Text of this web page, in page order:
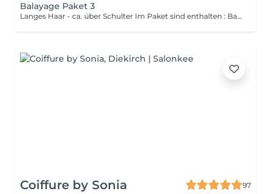
Balayage Paket 3
Langes Haar - ca. über Schulter Im Paket sind enthalten : Balayage ,Gloss und Haarschnitt mit Styling (Bei sehr dicken oder sehr vielen Haaren ist es möglich das ein Aufpreis von bis zu 20€ entstehen kann)
Coiffure by Sonia
97